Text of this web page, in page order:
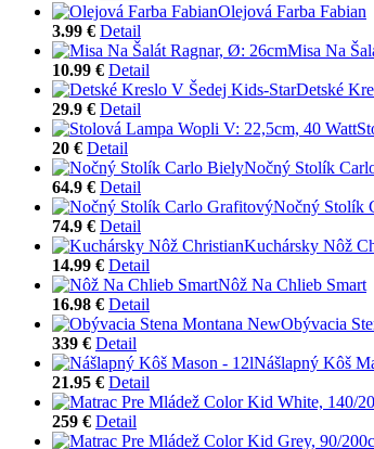
Olejová Farba Fabian
3.99 € Detail
Misa Na
10.99 € Detail
Detské
29.9 € Detail
20 € Detail
Nočný Stolík
64.9 € Detail
Nočný Stolík
74.9 € Detail
Kuchársky Nôž
14.99 € Detail
Nôž Na Chlieb Smart
16.98 € Detail
Obývacia
339 € Detail
Nášlapný Kôš
21.95 € Detail
259 € Detail